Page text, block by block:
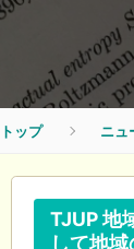
トップ ニュ
TJUP 地
して地